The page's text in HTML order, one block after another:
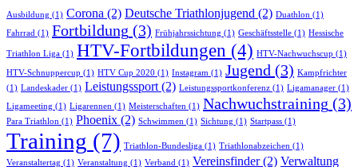
Ausbildung (1) Corona (2) Deutsche Triathlonjugend (2) Duathlon (1)
Fahrrad (1) Fortbildung (3) Frühjahrssichtung (1) Geschäftsstelle (1) Hessische
Triathlon Liga (1) HTV-Fortbildungen (4) HTV-Nachwuchscup (1)
HTV-Schnuppercup (1) HTV Cup 2020 (1) Instagram (1) Jugend (3) Kampfrichter
(1) Landeskader (1) Leistungssport(2) Leistungssportkonferenz (1) Ligamanager (1)
Ligameeting (1) Ligarennen (1) Meisterschaften (1) Nachwuchstraining (3)
Para Triathlon (1) Phoenix (2) Schwimmen (1) Sichtung (1) Startpass (1)
Training (7) Triathlon-Bundesliga (1) Triathlonabzeichen (1)
Veranstaltertag (1) Veranstaltung (1) Verband (1) Vereinsfinder(2) Verwaltung